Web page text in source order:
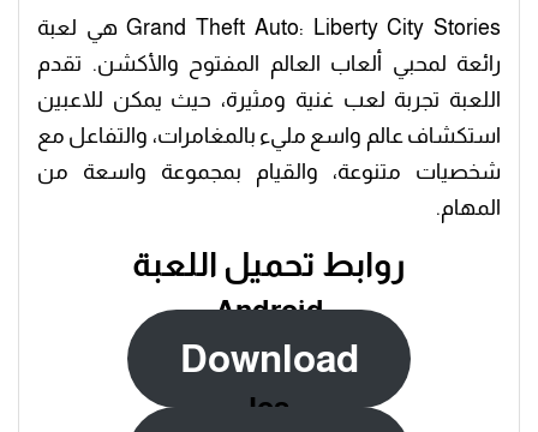
Grand Theft Auto: Liberty City Stories هي لعبة
رائعة لمحبي ألعاب العالم المفتوح والأكشن. تقدم
اللعبة تجربة لعب غنية ومثيرة، حيث يمكن للاعبين
استكشاف عالم واسع مليء بالمغامرات، والتفاعل مع
شخصيات متنوعة، والقيام بمجموعة واسعة من
المهام.
روابط تحميل اللعبة
Android
Download
Ios